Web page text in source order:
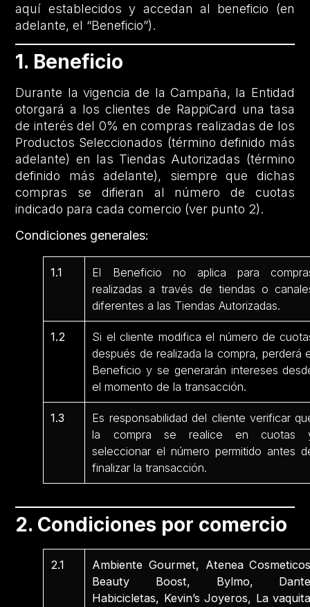
aquí establecidos y accedan al beneficio (en
adelante, el “Beneficio”).
1. Beneficio
Durante la vigencia de la Campaña, la Entidad
otorgará a los clientes de RappiCard una tasa
de interés del 0% en compras realizadas de los
Productos Seleccionados (término definido más
adelante) en las Tiendas Autorizadas (término
definido más adelante), siempre que dichas
compras se difieran al número de cuotas
indicado para cada comercio (ver punto 2).
Condiciones generales:
1.1
El Beneficio no aplica para
realizadas a través de tiendas o
diferentes a las Tiendas Autorizadas.
1.2
Si el cliente modifica el número de
después de realizada la compra, perderá
Beneficio y se generarán intereses
el momento de la transacción.
1.3
Es responsabilidad del cliente verificar
la compra se realice en cuotas
seleccionar el número permitido antes
finalizar la transacción.
2. Condiciones por comercio
2.1
Ambiente Gourmet, Atenea
Beauty Boost, Bylmo,
Habicicletas, Kevin’s Joyeros, La